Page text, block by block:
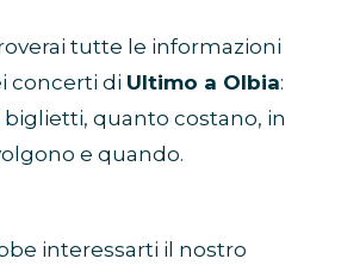
tutte le informazioni
concerti di Ultimo a Olbia:
quanto costano, in
e quando.
interessarti il nostro